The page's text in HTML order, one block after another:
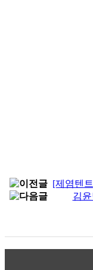
[제염텐
김윤